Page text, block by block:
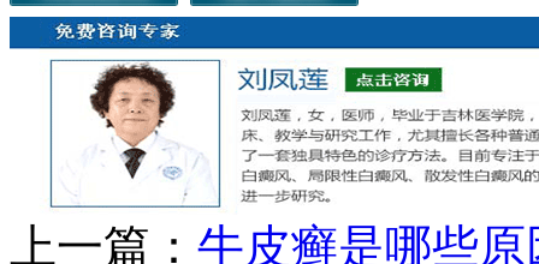
上一篇： 牛皮癣是哪些